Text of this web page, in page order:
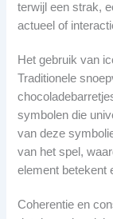
terwijl een strak,
actueel of
Het gebruik van
Traditionele
symbolen die
van deze
van het spel,
element betekent
Coherentie en